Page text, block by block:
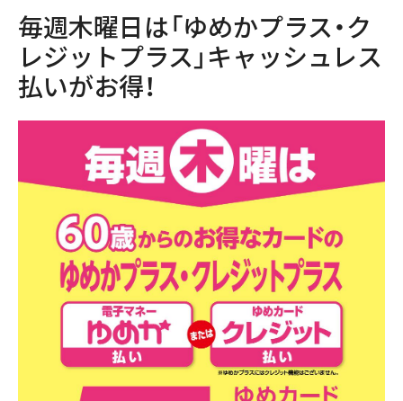
毎週木曜日は「ゆめかプラス・ク
レジットプラス」キャッシュレス
払いがお得！